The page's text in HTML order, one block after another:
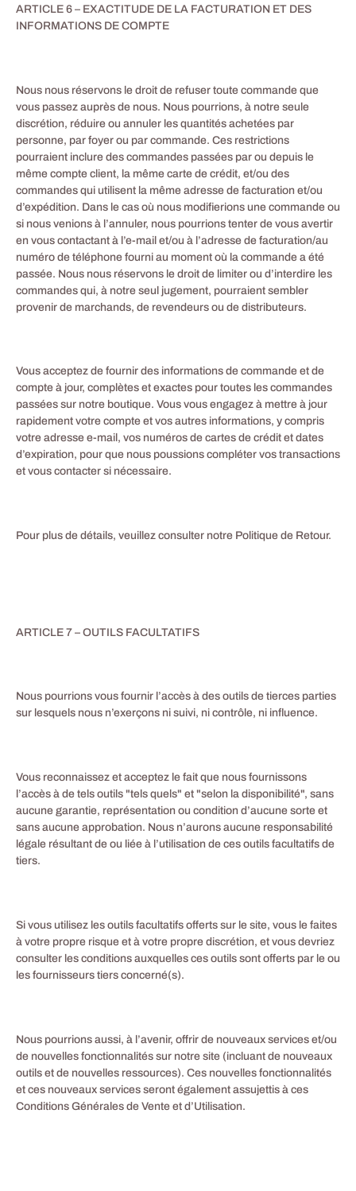
ARTICLE 6 – EXACTITUDE DE LA FACTURATION ET DES
INFORMATIONS DE COMPTE
Nous nous réservons le droit de refuser toute commande que
vous passez auprès de nous. Nous pourrions, à notre seule
discrétion, réduire ou annuler les quantités achetées par
personne, par foyer ou par commande. Ces restrictions
pourraient inclure des commandes passées par ou depuis le
même compte client, la même carte de crédit, et/ou des
commandes qui utilisent la même adresse de facturation et/ou
d’expédition. Dans le cas où nous modifierions une commande ou
si nous venions à l’annuler, nous pourrions tenter de vous avertir
en vous contactant à l’e-mail et/ou à l’adresse de facturation/au
numéro de téléphone fourni au moment où la commande a été
passée. Nous nous réservons le droit de limiter ou d’interdire les
commandes qui, à notre seul jugement, pourraient sembler
provenir de marchands, de revendeurs ou de distributeurs.
Vous acceptez de fournir des informations de commande et de
compte à jour, complètes et exactes pour toutes les commandes
passées sur notre boutique. Vous vous engagez à mettre à jour
rapidement votre compte et vos autres informations, y compris
votre adresse e-mail, vos numéros de cartes de crédit et dates
d’expiration, pour que nous poussions compléter vos transactions
et vous contacter si nécessaire.
Pour plus de détails, veuillez consulter notre Politique de Retour.
ARTICLE 7 – OUTILS FACULTATIFS
Nous pourrions vous fournir l’accès à des outils de tierces parties
sur lesquels nous n’exerçons ni suivi, ni contrôle, ni influence.
Vous reconnaissez et acceptez le fait que nous fournissons
l’accès à de tels outils "tels quels" et "selon la disponibilité", sans
aucune garantie, représentation ou condition d’aucune sorte et
sans aucune approbation. Nous n’aurons aucune responsabilité
légale résultant de ou liée à l’utilisation de ces outils facultatifs de
tiers.
Si vous utilisez les outils facultatifs offerts sur le site, vous le faites
à votre propre risque et à votre propre discrétion, et vous devriez
consulter les conditions auxquelles ces outils sont offerts par le ou
les fournisseurs tiers concerné(s).
Nous pourrions aussi, à l’avenir, offrir de nouveaux services et/ou
de nouvelles fonctionnalités sur notre site (incluant de nouveaux
outils et de nouvelles ressources). Ces nouvelles fonctionnalités
et ces nouveaux services seront également assujettis à ces
Conditions Générales de Vente et d’Utilisation.